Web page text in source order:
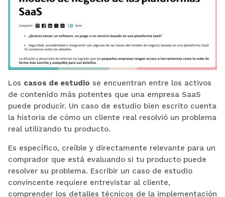
Los casos de estudio se encuentran entre los activos
de contenido más potentes que una empresa SaaS
puede producir. Un caso de estudio bien escrito cuenta
la historia de cómo un cliente real resolvió un problema
real utilizando tu producto.
Es específico, creíble y directamente relevante para un
comprador que está evaluando si tu producto puede
resolver su problema. Escribir un caso de estudio
convincente requiere entrevistar al cliente,
comprender los detalles técnicos de la implementación